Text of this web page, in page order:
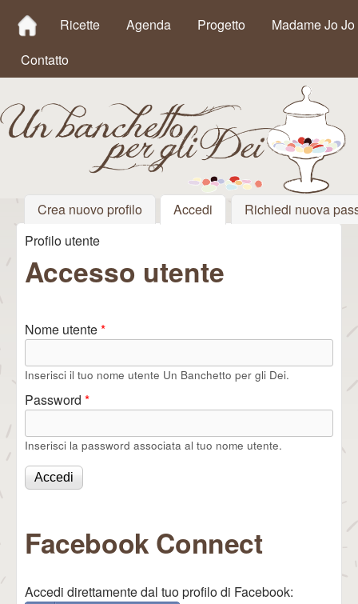
MAIN MENU
Ricette Agenda Progetto
Madame Jo Jo
Contatto
Un
Banchetto
Crea nuovo profilo Accedi (scheda attiva)
Richiedi nuova
Tu sei qui
Profilo utente
Accesso utente
Nome utente*
Inserisci il tuo nome utente Un Banchetto per gli Dei.
Password *
Inserisci la password associata al tuo nome utente.
Facebook Connect
Accedi direttamente dal tuo profilo di Facebook: